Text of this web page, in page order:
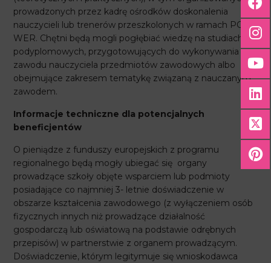
prowadzonych przez kadrę ośrodków doskonalenia
nauczycieli lub trenerów przeszkolonych w ramach PO
WER. Chętni będą mogli pogłębiać wiedzę na studiach
podyplomowych, przygotowujących do wykonywania
zawodu nauczyciela przedmiotów zawodowych albo
obejmujące zakresem tematykę związaną z nauczanym
zawodem.
Informacje techniczne dla potencjalnych
beneficjentów
O pieniądze z funduszy europejskich z programu
regionalnego będą mogły ubiegać się organy
prowadzące szkoły objęte wsparciem lub podmioty
posiadające co najmniej 3- letnie doświadczenie w
obszarze kształcenia zawodowego (z wyłączeniem osób
fizycznych innych niż prowadzące działalność
gospodarczą lub oświatową na podstawie odrębnych
przepisów) w partnerstwie z organem prowadzącym.
Doświadczenie, którym legitymuje się wnioskodawca